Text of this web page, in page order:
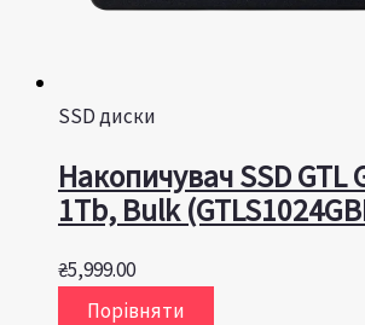
SSD диски
Накопичувач SSD GTL
1Tb, Bulk
₴5,999.00
Порівняти